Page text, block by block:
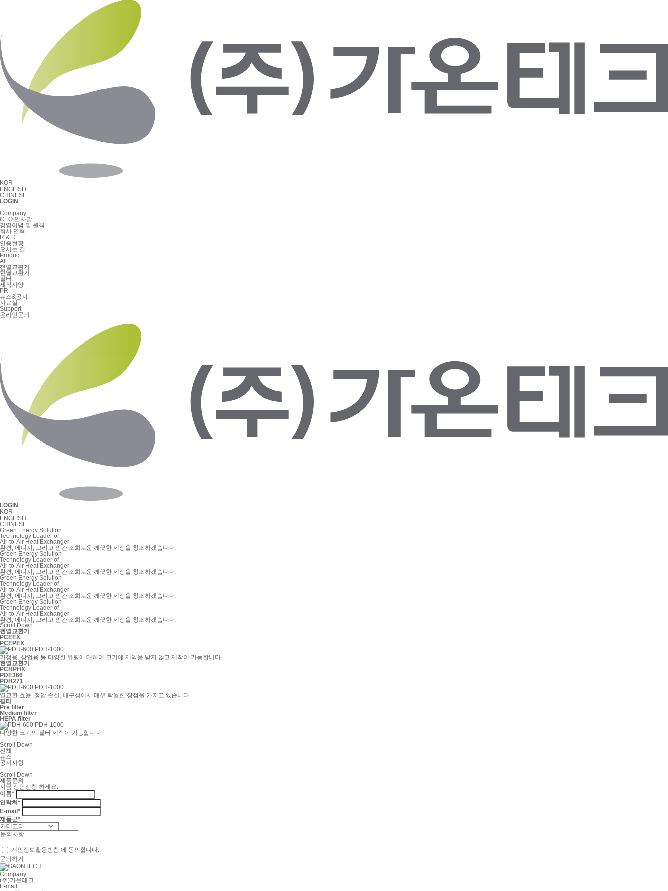
KOR
ENGLISH
CHINESE
LOGIN
Company
CEO 인사말
경영이념 및 원칙
회사 연혁
R & D
인증현황
오시는 길
Product
All
전열교환기
현열교환기
필터
제작사양
PR
뉴스&공지
자료실
Support
온라인문의
LOGIN
KOR
ENGLISH
CHINESE
Green Energy Solution
Technology Leader of
Air-to-Air Heat Exchanger
환경, 에너지, 그리고 인간 조화로운 깨끗한 세상을 창조하겠습니다.
Green Energy Solution
Technology Leader of
Air-to-Air Heat Exchanger
환경, 에너지, 그리고 인간 조화로운 깨끗한 세상을 창조하겠습니다.
Green Energy Solution
Technology Leader of
Air-to-Air Heat Exchanger
환경, 에너지, 그리고 인간 조화로운 깨끗한 세상을 창조하겠습니다.
Green Energy Solution
Technology Leader of
Air-to-Air Heat Exchanger
환경, 에너지, 그리고 인간 조화로운 깨끗한 세상을 창조하겠습니다.
Scroll Down
전열교환기
PCEEX
PCEPEX
가정용, 상업용 등 다양한 유량에 대하여 크기에 제약을 받지 않고 제작이 가능합니다.
현열교환기
PCH PHX
PDE366
PDH 271
열교환 효율, 정압 손실, 내구성에서 매우 탁월한 장점을 가지고 있습니다.
필터
Pre filter
Medium filter
HEPA filter
다양한 크기의 필터 제작이 가능합니다.
Scroll Down
전체
뉴스
공지사항
Scroll Down
제품문의
지금 상담신청 하세요.
이름*
연락처*
E-mail *
제품군*
개인정보활용방침 에 동의합니다.
문의하기
Company
(주)가온테크
E-mail